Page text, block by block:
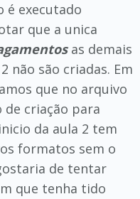
é executado
que a unica
as demais
não são criadas. Em
que no arquivo
criação para
da aula 2 tem
formatos sem o
de tentar
que tenha tido